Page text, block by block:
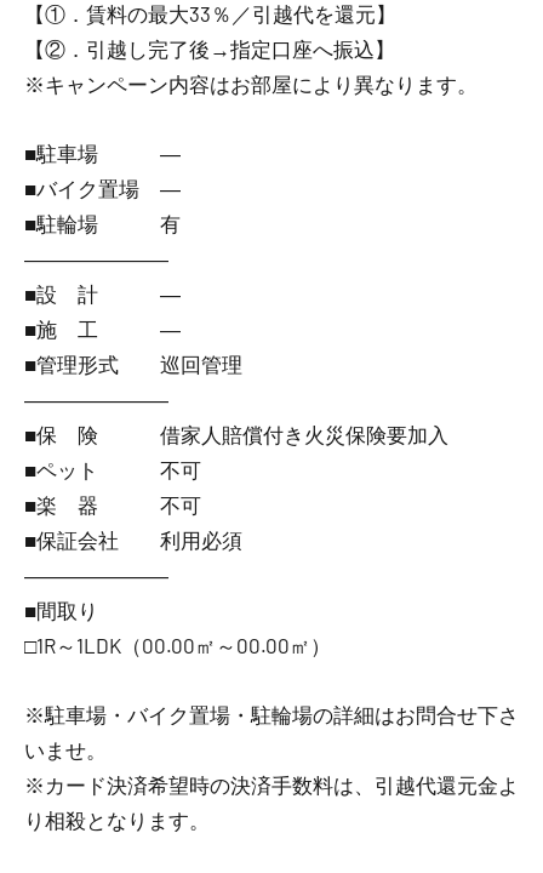
【①．賃料の最大33％／引越代を還元】
【②．引越し完了後→指定口座へ振込】
※キャンペーン内容はお部屋により異なります。
■駐車場 ―
■バイク置場 ―
■駐輪場 有
―――――――
■設 計 ―
■施 工 ―
■管理形式 巡回管理
―――――――
■保 険 借家人賠償付き火災保険要加入
■ペット 不可
■楽 器 不可
■保証会社 利用必須
―――――――
■間取り
□1R～1LDK（00.00㎡～00.00㎡）
※駐車場・バイク置場・駐輪場の詳細はお問合せ下さ
いませ。
※カード決済希望時の決済手数料は、引越代還元金よ
り相殺となります。